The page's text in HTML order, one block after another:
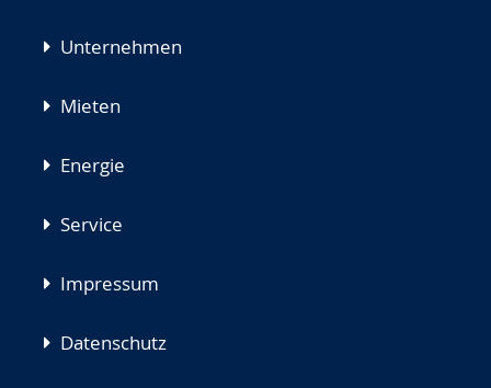
Unternehmen
Mieten
Energie
Service
Impressum
Datenschutz